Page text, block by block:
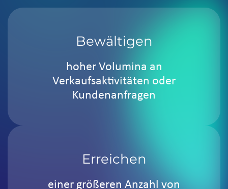
Bewältigen
hoher Volumina an
Verkaufsaktivitäten oder
Kundenanfragen
Erreichen
einer größeren Anzahl von